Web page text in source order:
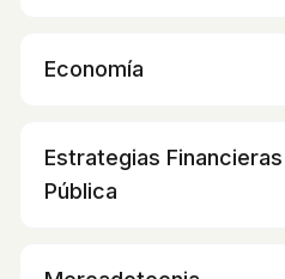
Economía
Estrategias
Pública